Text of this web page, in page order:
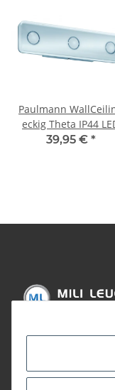
Paulmann
eckig Theta IP44
13,5W Alu eloxiert/
39,95 € *
Gesetzliche